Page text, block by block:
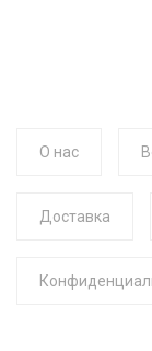
О нас
Доставка